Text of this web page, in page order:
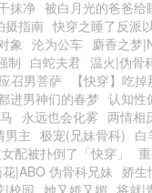
抹净 被白月光的爸爸给
摄指南 快穿之睡了反派
象 沦为公车 麝香之梦
制 白蛇夫君 温火|伪骨
应召男菩萨 【快穿】吃
进男神们的春梦 认知性
永远也会化雾 两情相
男主 极宠(兄妹骨科) 白
配被扑倒了「快穿」
|ABO 伪骨科兄妹 娇生
|校园 她又娇又媚 将就|